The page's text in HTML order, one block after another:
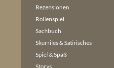
Rezensionen
Rollenspiel
Sachbuch
Skurriles & Satirisches
Spiel & Spaß
Storys